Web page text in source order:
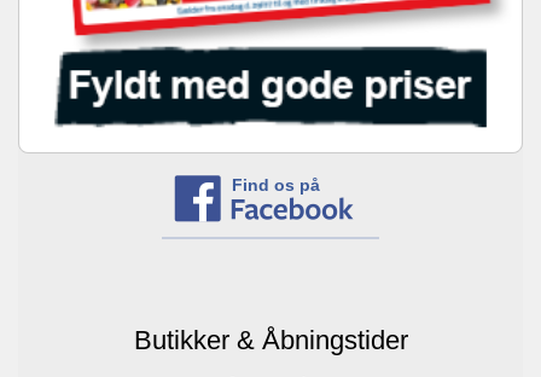
Find os på
Butikker & Åbningstider